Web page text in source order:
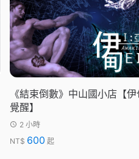
《結束倒數》中山國小店【
覺醒】
2 小時
NT$ 600 起